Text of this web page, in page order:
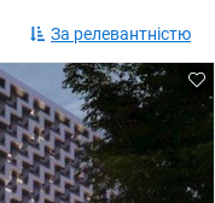
За релевантністю